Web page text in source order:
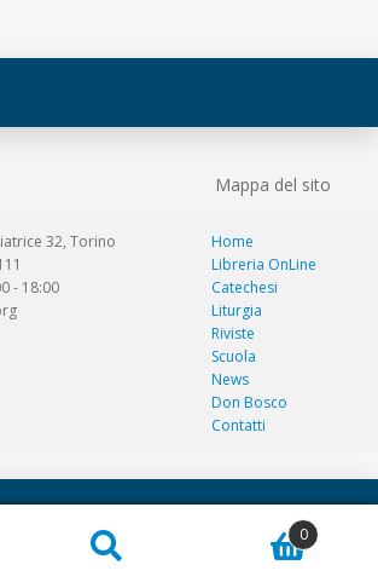
Mappa del sito
32, Torino
- 18:00
Home
Libreria OnLine
Catechesi
Liturgia
Riviste
Scuola
News
Don Bosco
Contatti
Semeria Editrice Elledici - P.I./C.F.
- Tutti i diritti riservati - © 2018 – 2026
0